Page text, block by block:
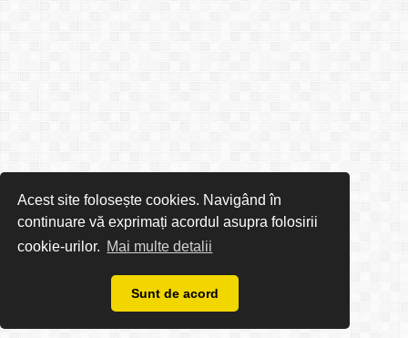
Acest site folosește cookies. Navigând în
continuare vă exprimați acordul asupra folosirii
cookie-urilor. Mai multe detalii
Sunt de acord